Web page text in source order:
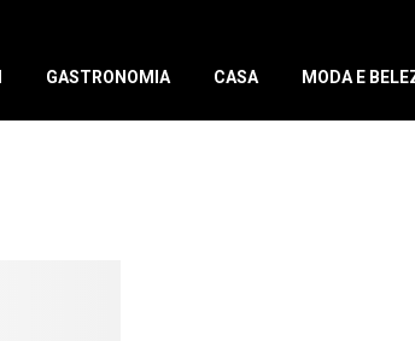
GASTRONOMIA CASA MODA E